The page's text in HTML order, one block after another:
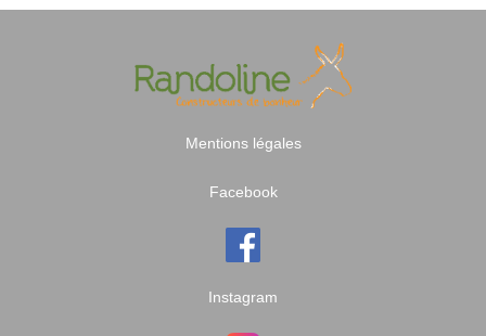
Mentions légales
Facebook
Instagram